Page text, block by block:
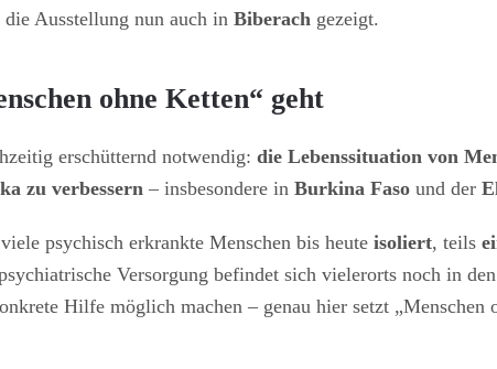
Ausstellung nun auch in Biberach gezeigt.
ohne Ketten“ geht
erschütternd notwendig: die Lebenssituation von
zu verbessern – insbesondere in Burkina Faso und der
psychisch erkrankte Menschen bis heute isoliert, teils
Versorgung befindet sich vielerorts noch in
Hilfe möglich machen – genau hier setzt „Menschen